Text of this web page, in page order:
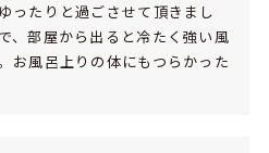
ったりと過ごさせて頂きまし
、部屋から出ると冷たく強い風
お風呂上りの体にもつらかった